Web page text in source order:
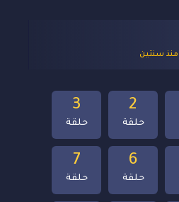
منذ سنتين
7
حلقة
6
حلقة
3
حلقة
2
حلقة